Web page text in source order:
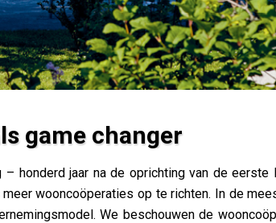
game changer
honderd jaar na de oprichting van de eerste
wooncoöperaties op te richten. In de
We beschouwen de